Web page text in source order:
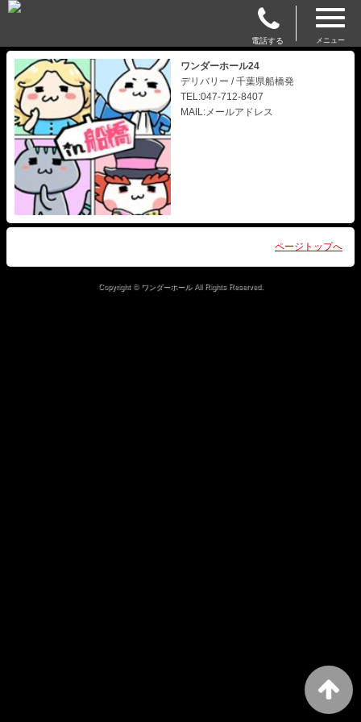
電話する メニュー
ワンダーホール24
デリバリー / 千葉県船橋発
TEL:047-712-8407
MAIL:メールアドレス
ページトップへ
Copyright © ワンダーホール All Rights Reserved.